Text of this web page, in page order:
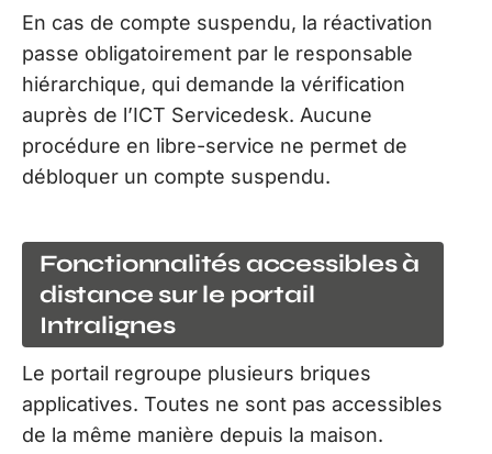
En cas de compte suspendu, la réactivation
passe obligatoirement par le responsable
hiérarchique, qui demande la vérification
auprès de l’ICT Servicedesk. Aucune
procédure en libre-service ne permet de
débloquer un compte suspendu.
Fonctionnalités accessibles à
distance sur le portail
Intralignes
Le portail regroupe plusieurs briques
applicatives. Toutes ne sont pas accessibles
de la même manière depuis la maison.